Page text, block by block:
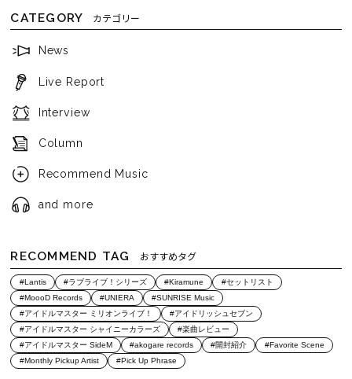
CATEGORY カテゴリー
News
Live Report
Interview
Column
Recommend Music
and more
RECOMMEND TAG おすすめタグ
#Lantis #ラブライブ！シリーズ #Kiramune
#セットリスト
#MoooD Records
#UNIERA
#SUNRISE Music
#アイドルマスター ミリオンライブ！
#アイドリッシュセブン
#アイドルマスター シャイニーカラーズ
#楽曲レビュー
#アイドルマスター SideM
#akogare records #開封紹介
#Favorite Scene
#Monthly Pickup Artist
#Pick Up Phrase